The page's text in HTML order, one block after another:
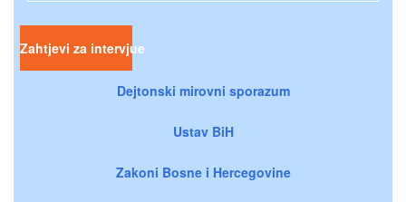
Zahtjevi za intervjue
Dejtonski mirovni sporazum
Ustav BiH
Zakoni Bosne i Hercegovine